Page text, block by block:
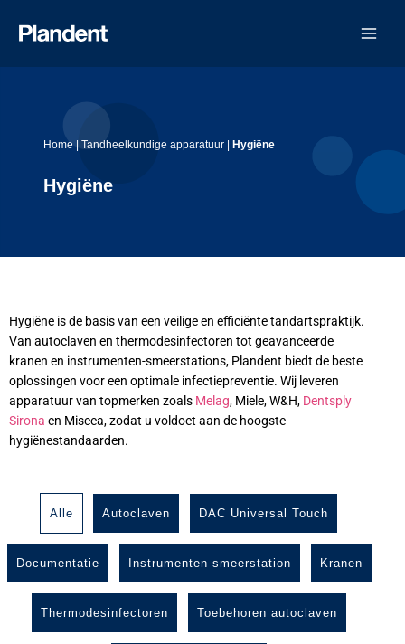
naar
Home| Tandheelkundige apparatuur Hygiëne
Hygiëne
Hygiëne is de basis van een veilige en efficiënte tandartspraktijk.
Van autoclaven en thermodesinfectoren tot geavanceerde
kranen en instrumenten-smeerstations, Plandent biedt de beste
oplossingen voor een optimale infectiepreventie. Wij leveren
apparatuur van topmerken zoals Melag, Miele, W&H, Dentsply
Sirona en Miscea, zodat u voldoet aan de hoogste
hygiënestandaarden.
Alle Autoclaven DAC Universal Touch
Documentatie Instrumenten smeerstation Kranen
Thermodesinfectoren Toebehoren autoclaven